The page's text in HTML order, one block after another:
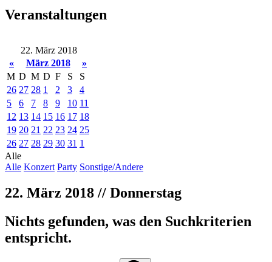
Veranstaltungen
22. März 2018
«
März 2018
»
M D M D F S
S
26 27 28 1 2 3
4
5
6 7 8 9 10 11
12 13 14 15 16 17 18
19 20 21 22 23 24 25
26 27 28 29 30 31 1
Alle
Alle Konzert Party Sonstige/Andere
22. März 2018 // Donnerstag
Nichts gefunden, was den Suchkriterien
entspricht.